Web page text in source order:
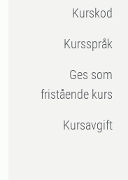
Kurskod
Kursspråk
Ges som
fristående kurs
Kursavgift